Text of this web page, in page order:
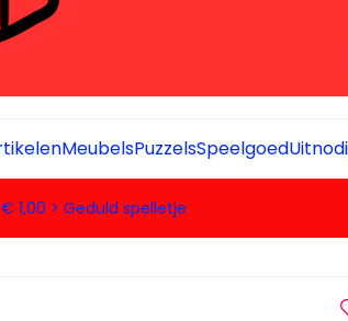
MeubelsPuzzelsSpeelgoed
1,00 > Geduld spelletje